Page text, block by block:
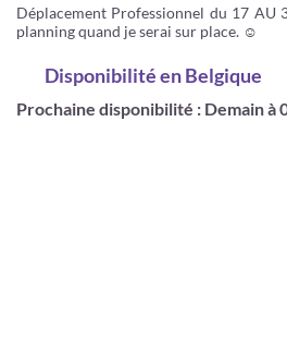
Déplacement Professionnel du 17 AU
planning quand je serai sur place. ☺
Disponibilitéen Belgique
Prochaine disponibilité : Demain à